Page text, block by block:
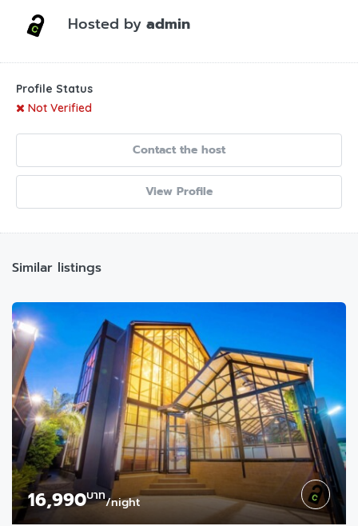
Hosted by admin
Profile Status
Not Verified
Contact the host
View Profile
Similar listings
16,990บาท/night